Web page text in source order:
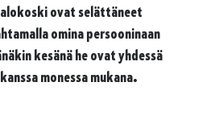
ovat selättäneet
omina persooninaan
kesänä he ovat yhdessä
monessa mukana.